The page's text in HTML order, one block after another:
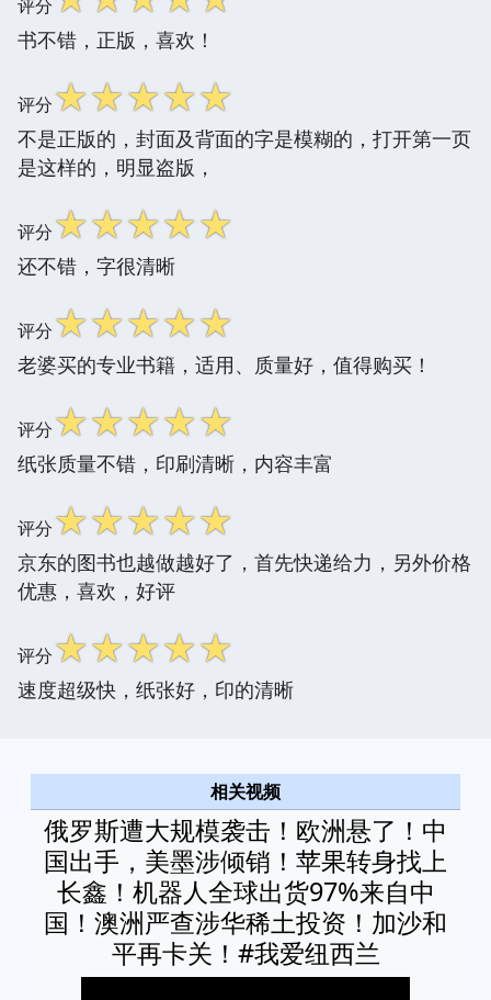
评分
书不错，正版，喜欢！
评分☆☆☆☆☆
不是正版的，封面及背面的字是模糊的，打开第一页
是这样的，明显盗版，
评分☆☆☆☆☆
还不错，字很清晰
评分☆☆☆☆☆
老婆买的专业书籍，适用、质量好，值得购买！
评分☆☆☆☆☆
纸张质量不错，印刷清晰，内容丰富
评分☆☆☆☆☆
京东的图书也越做越好了，首先快递给力，另外价格
优惠，喜欢，好评
评分☆☆☆☆☆
速度超级快，纸张好，印的清晰
相关视频
俄罗斯遭大规模袭击！欧洲悬了！中
国出手，美墨涉倾销！苹果转身找上
长鑫！机器人全球出货97%来自中
国！澳洲严查涉华稀土投资！加沙和
平再卡关！#我爱纽西兰